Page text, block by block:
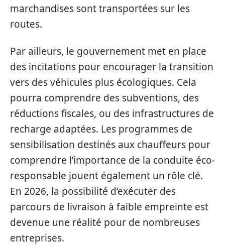
marchandises sont transportées sur les
routes.
Par ailleurs, le gouvernement met en place
des incitations pour encourager la transition
vers des véhicules plus écologiques. Cela
pourra comprendre des subventions, des
réductions fiscales, ou des infrastructures de
recharge adaptées. Les programmes de
sensibilisation destinés aux chauffeurs pour
comprendre l’importance de la conduite éco-
responsable jouent également un rôle clé.
En 2026, la possibilité d’exécuter des
parcours de livraison à faible empreinte est
devenue une réalité pour de nombreuses
entreprises.